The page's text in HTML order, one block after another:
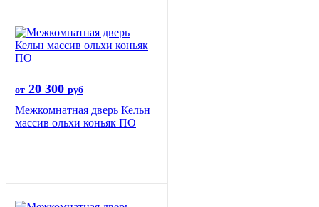
от 20 300 руб
Межкомнатная дверь Кельн
массив ольхи коньяк ПО